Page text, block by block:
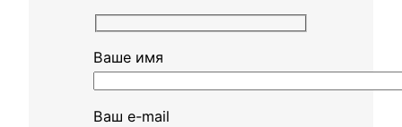
Ваше имя
Ваш e-mail